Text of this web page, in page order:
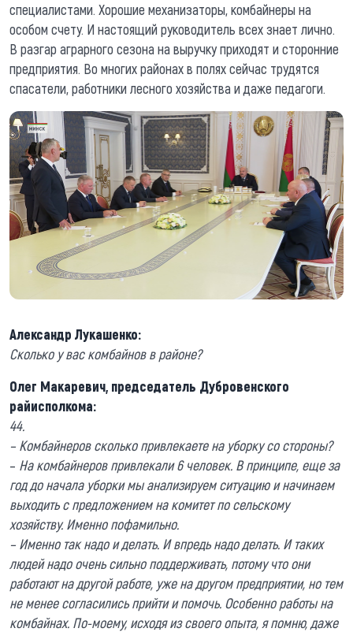
специалистами. Хорошие механизаторы, комбайнеры на
особом счету. И настоящий руководитель всех знает лично.
В разгар аграрного сезона на выручку приходят и сторонние
предприятия. Во многих районах в полях сейчас трудятся
спасатели, работники лесного хозяйства и даже педагоги.
Александр Лукашенко:
Сколько у вас комбайнов в районе?
Олег Макаревич, председатель Дубровенского
райисполкома:
44.
– Комбайнеров сколько привлекаете на уборку со стороны?
– На комбайнеров привлекали 6 человек. В принципе, еще за
год до начала уборки мы анализируем ситуацию и начинаем
выходить с предложением на комитет по сельскому
хозяйству. Именно пофамильно.
– Именно так надо и делать. И впредь надо делать. И таких
людей надо очень сильно поддерживать, потому что они
работают на другой работе, уже на другом предприятии, но тем
не менее согласились прийти и помочь. Особенно работы на
комбайнах. По-моему, исходя из своего опыта, я помню, даже